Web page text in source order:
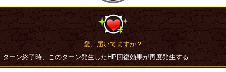
愛、届いてますか？
ターン終了時、このターン発生したHP回復効果が再度発生する